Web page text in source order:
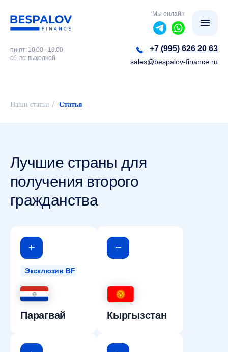
sales@bespalov-finance.ru
+7 (995) 626 20 63
Мы онлайн
пн-пт: 10.00 - 19.00
сб, вс: выходной
Наши статьи / Статья
Лучшие страны для
получения второго
гражданства
Эксклюзив BF
Парагвай Кыргызстан